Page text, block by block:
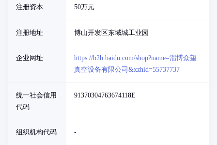
注册资本 50万元
注册地址 博山开发区东域城工业园
企业网址
https://b2b.baidu.com/shop?name=淄博众望
真空设备有限公司&xzhid=55737737
统一社会信用
代码
91370304763674118E
组织机构代码 -